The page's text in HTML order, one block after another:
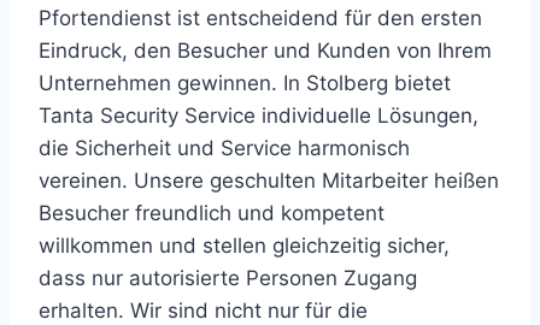
Pfortendienst ist entscheidend für den ersten
Eindruck, den Besucher und Kunden von Ihrem
Unternehmen gewinnen. In Stolberg bietet
Tanta Security Service individuelle Lösungen,
die Sicherheit und Service harmonisch
vereinen. Unsere geschulten Mitarbeiter heißen
Besucher freundlich und kompetent
willkommen und stellen gleichzeitig sicher,
dass nur autorisierte Personen Zugang
erhalten. Wir sind nicht nur für die